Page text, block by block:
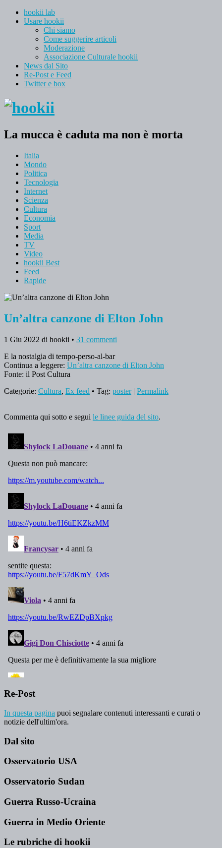
hookii lab
Usare hookii
Chi siamo
Come suggerire articoli
Moderazione
Associazione Culturale hookii
News dal Sito
Re-Post e Feed
Twitter e box
La mucca è caduta ma non è morta
Italia
Mondo
Politica
Tecnologia
Internet
Scienza
Cultura
Economia
Sport
Media
TV
Video
hookii Best
Feed
Rapide
Un’altra canzone di Elton John
1 Giu 2022 di hookii • 31 commenti
E la nostalgia di tempo-perso-al-bar
Continua a leggere: Un’altra canzone di Elton John
Fonte: il Post Cultura
Categorie: Cultura, Ex feed • Tag: poster| Permalink
Commenta qui sotto e segui le linee guida del sito.
Re-Post
In questa pagina puoi segnalare contenuti interessanti e curati o
notizie dell'ultim'ora.
Dal sito
Osservatorio USA
Osservatorio Sudan
Guerra Russo-Ucraina
Guerra in Medio Oriente
Le rubriche di hookii